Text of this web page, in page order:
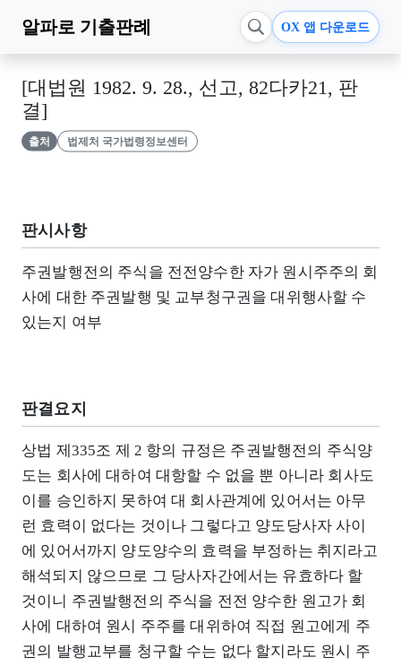
알파로 기출판례 OX 앱 다운로드
[대법원 1982. 9. 28., 선고, 82다카21, 판
결]
출처 법제처 국가법령정보센터
판시사항
주권발행전의 주식을 전전양수한 자가 원시주주의 회
사에 대한 주권발행 및 교부청구권을 대위행사할 수
있는지 여부
판결요지
상법 제335조 제 2 항의 규정은 주권발행전의 주식양
도는 회사에 대하여 대항할 수 없을 뿐 아니라 회사도
이를 승인하지 못하여 대 회사관계에 있어서는 아무
런 효력이 없다는 것이나 그렇다고 양도당사자 사이
에 있어서까지 양도양수의 효력을 부정하는 취지라고
해석되지 않으므로 그 당사자간에서는 유효하다 할
것이니 주권발행전의 주식을 전전 양수한 원고가 회
사에 대하여 원시 주주를 대위하여 직접 원고에게 주
권의 발행교부를 청구할 수는 없다 할지라도 원시 주